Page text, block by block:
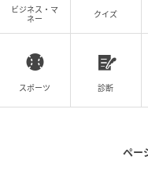
す。そのため、投稿
ちました。
また、顔や学校名を
ろから情報が特定さ
摘も見られました。
るわけではないのが
ビジネス・マ
ネー
クイズ
スポーツ 診断
ペー